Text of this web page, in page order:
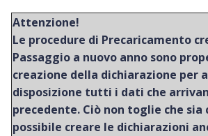
Attenzione!
Le procedure di Precaricamento
Passaggio a nuovo anno sono
creazione della dichiarazione per
disposizione tutti i dati che
precedente. Ciò non toglie che sia
possibile creare le dichiarazioni